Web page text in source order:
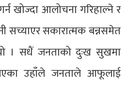
खोज्दा आलोचना गरिहाल्ने र
सच्याएर सकारात्मक बन्नसमेत
। सधैं जनताको दुःख सुखमा
उहाँले जनताले आफूलाई